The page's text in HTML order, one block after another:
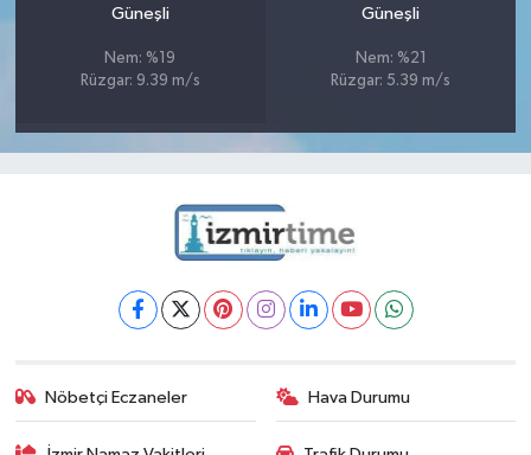
Güneşli
Nem: %19
Rüzgar: 9.39 m/s
Güneşli
Nem: %21
Rüzgar: 5.39 m/s
Nöbetçi Eczaneler Hava Durumu